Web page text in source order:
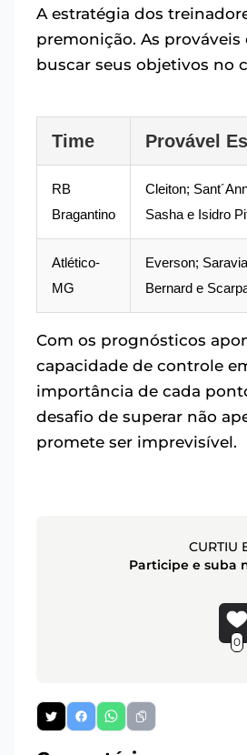
A estratégia dos
premonição. As
buscar seus objetivos no
Time Provável
RB
Bragantino
Cleiton;
Sasha e Isidro
Atlético-
MG
Everson;
Bernard e
Com os prognósticos
capacidade de controle
importância de cada
desafio de superar não
promete ser imprevisível.
CURTIU
Participe e suba
0